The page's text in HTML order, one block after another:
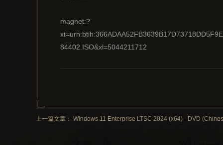
magnet:?
84402.ISO&xl=5044211712
上一篇文章： Windows 11 Enterprise LTSC 2024 (x64) - DVD